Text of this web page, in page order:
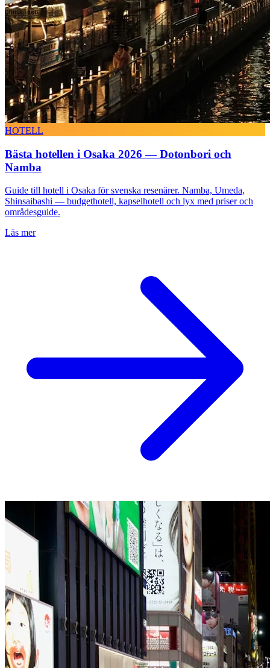
HOTELL
Bästa hotellen i Osaka 2026 — Dotonbori och
Namba
Guide till hotell i Osaka för svenska resenärer. Namba, Umeda,
Shinsaibashi — budgethotell, kapselhotell och lyx med priser och
områdesguide.
Läs mer